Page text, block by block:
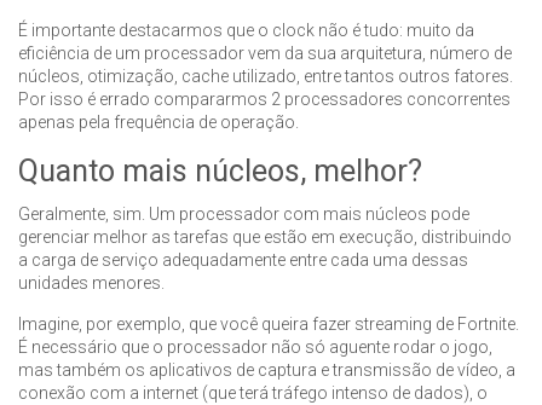
É importante destacarmos que o clock não é tudo: muito da
eficiência de um processador vem da sua arquitetura, número de
núcleos, otimização, cache utilizado, entre tantos outros fatores.
Por isso é errado compararmos 2 processadores concorrentes
apenas pela frequência de operação.
Quanto mais núcleos, melhor?
Geralmente, sim. Um processador com mais núcleos pode
gerenciar melhor as tarefas que estão em execução, distribuindo
a carga de serviço adequadamente entre cada uma dessas
unidades menores.
Imagine, por exemplo, que você queira fazer streaming de Fortnite.
É necessário que o processador não só aguente rodar o jogo,
mas também os aplicativos de captura e transmissão de vídeo, a
conexão com a internet (que terá tráfego intenso de dados), o